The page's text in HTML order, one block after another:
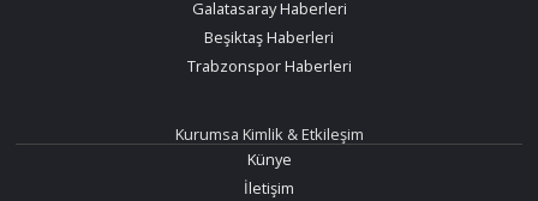
Galatasaray Haberleri
Beşiktaş Haberleri
Trabzonspor Haberleri
Kurumsa Kimlik & Etkileşim
Künye
İletişim